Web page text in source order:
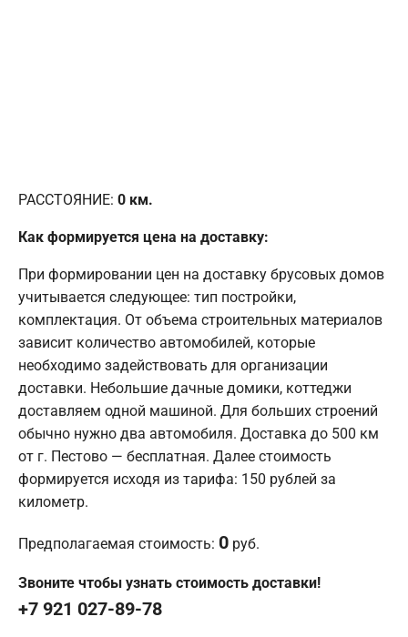
РАССТОЯНИЕ: 0 км.
Как формируется цена на доставку:
При формировании цен на доставку брусовых домов
учитывается следующее: тип постройки,
комплектация. От объема строительных материалов
зависит количество автомобилей, которые
необходимо задействовать для организации
доставки. Небольшие дачные домики, коттеджи
доставляем одной машиной. Для больших строений
обычно нужно два автомобиля. Доставка до 500 км
от г. Пестово — бесплатная. Далее стоимость
формируется исходя из тарифа: 150 рублей за
километр.
Предполагаемая стоимость: 0 руб.
Звоните чтобы узнать стоимость доставки!
+7 921 027-89-78